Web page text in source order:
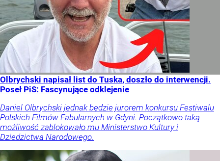
Olbrychski napisał list do Tuska, doszło do interwencji.
Poseł PiS: Fascynujące odklejenie
Daniel Olbrychski jednak będzie jurorem konkursu Festiwalu
Polskich Filmów Fabularnych w Gdyni. Początkowo taką
możliwość zablokowało mu Ministerstwo Kultury i
Dziedzictwa Narodowego.